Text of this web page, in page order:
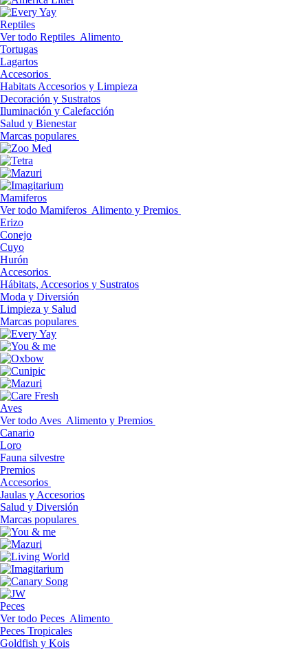
Reptiles
Ver todo Reptiles Alimento
Tortugas
Lagartos
Accesorios
Habitats Accesorios y Limpieza
Decoración y Sustratos
Iluminación y Calefacción
Salud y Bienestar
Marcas populares
Mamiferos
Ver todo Mamiferos Alimento y Premios
Erizo
Conejo
Cuyo
Hurón
Accesorios
Hábitats, Accesorios y Sustratos
Moda y Diversión
Limpieza y Salud
Marcas populares
Aves
Ver todo Aves Alimento y Premios
Canario
Loro
Fauna silvestre
Premios
Accesorios
Jaulas y Accesorios
Salud y Diversión
Marcas populares
Peces
Ver todo Peces Alimento
Peces Tropicales
Goldfish y Kois